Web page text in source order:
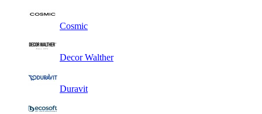
Cosmic
Decor Walther
Duravit